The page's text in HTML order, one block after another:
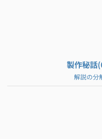
製作秘話
解説の分